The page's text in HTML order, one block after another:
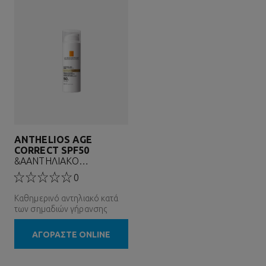
ANTHELIOS AGE
CORRECT SPF50
&AΑΝΤΗΛΙΑΚΟ
ΠΡΟΣΩ&P...
0
Καθημερινό αντηλιακό κατά
των σημαδιών γήρανσης
ΑΓΟΡΑΣΤΕ ONLINE